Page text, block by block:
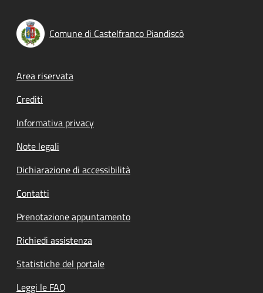
Comune di Castelfranco Piandiscò
Footer menu
Area riservata
Crediti
Informativa privacy
Note legali
Dichiarazione di accessibilità
Contatti
Prenotazione appuntamento
Richiedi assistenza
Statistiche del portale
Leggi le FAQ